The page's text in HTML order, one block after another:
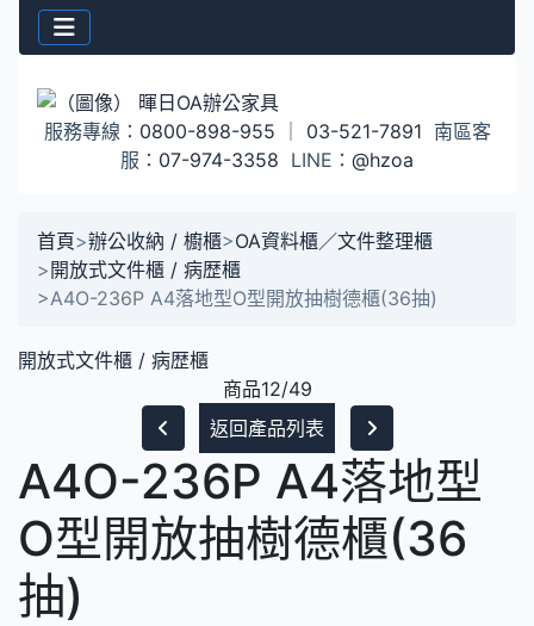
服務專線： 0800-898-955 03-521-7891 南區客
服： 07-974-3358 LINE： @hzoa
首頁>辦公收納 / 櫥櫃>OA資料櫃／文件整理櫃
>開放式文件櫃 / 病歴櫃
>A4O-236P A4落地型O型開放抽樹德櫃(36抽)
開放式文件櫃 / 病歴櫃
商品12/49
返回產品列表
A4O-236P A4落地型
O型開放抽樹德櫃(36
抽)